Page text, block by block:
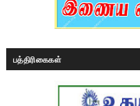
பத்திரிகைகள்